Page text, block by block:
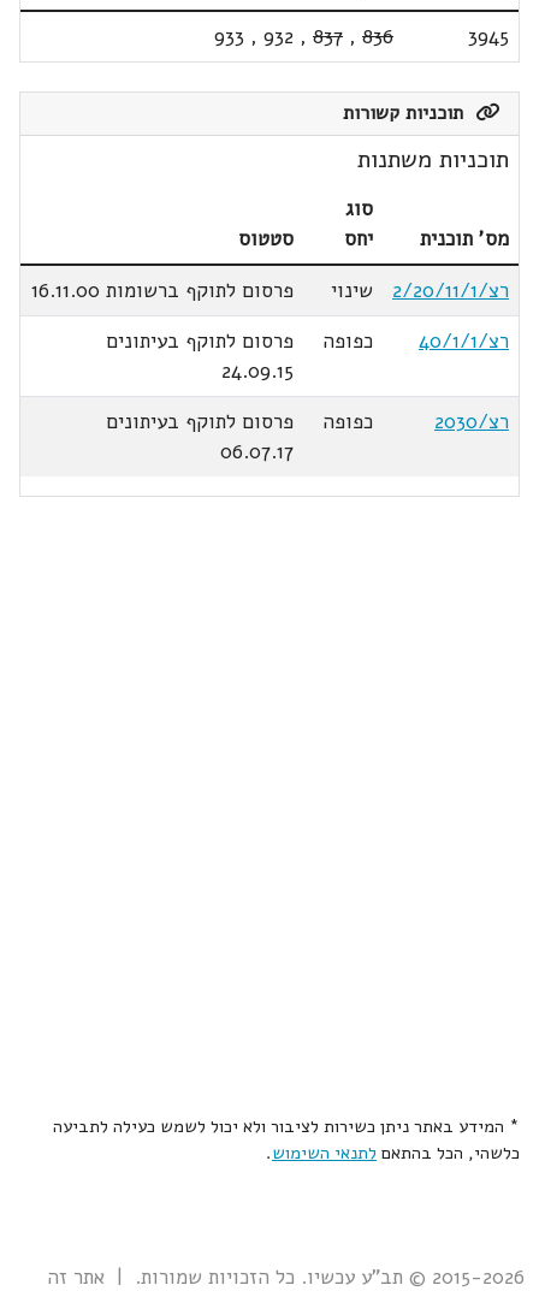
3945
836
,
837
,
932
,
933
תוכניות קשורות
תוכניות משתנות
מס' תוכנית
סוג
יחס
סטטוס
רצ/2/20/11/1
שינוי
פרסום לתוקף ברשומות 16.11.00
רצ/40/1/1
כפופה
פרסום לתוקף בעיתונים
24.09.15
רצ/2030
כפופה
פרסום לתוקף בעיתונים
06.07.17
* המידע באתר ניתן כשירות לציבור ולא יכול לשמש כעילה לתביעה
כלשהי, הכל בהתאם לתנאי השימוש.
2015-2026 © תב"ע עכשיו. כל הזכויות שמורות. | אתר זה